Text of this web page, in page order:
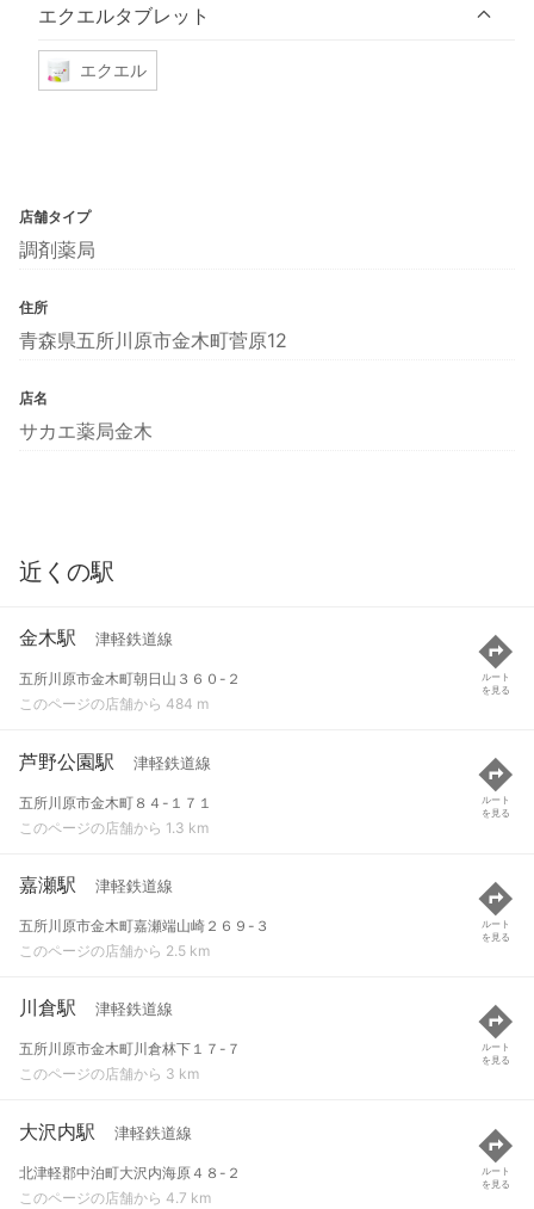
エクエルタブレット
エクエル
店舗タイプ
調剤薬局
住所
青森県五所川原市金木町菅原12
店名
サカエ薬局金木
近くの駅
金木駅 津軽鉄道線
五所川原市金木町朝日山３６０-２
このページの店舗から 484 m
ルート
を見る
芦野公園駅 津軽鉄道線
五所川原市金木町８４-１７１
このページの店舗から 1.3 km
ルート
を見る
嘉瀬駅 津軽鉄道線
五所川原市金木町嘉瀬端山崎２６９-３
このページの店舗から 2.5 km
ルート
を見る
川倉駅 津軽鉄道線
五所川原市金木町川倉林下１７-７
このページの店舗から 3 km
ルート
を見る
大沢内駅 津軽鉄道線
北津軽郡中泊町大沢内海原４８-２
このページの店舗から 4.7 km
ルート
を見る